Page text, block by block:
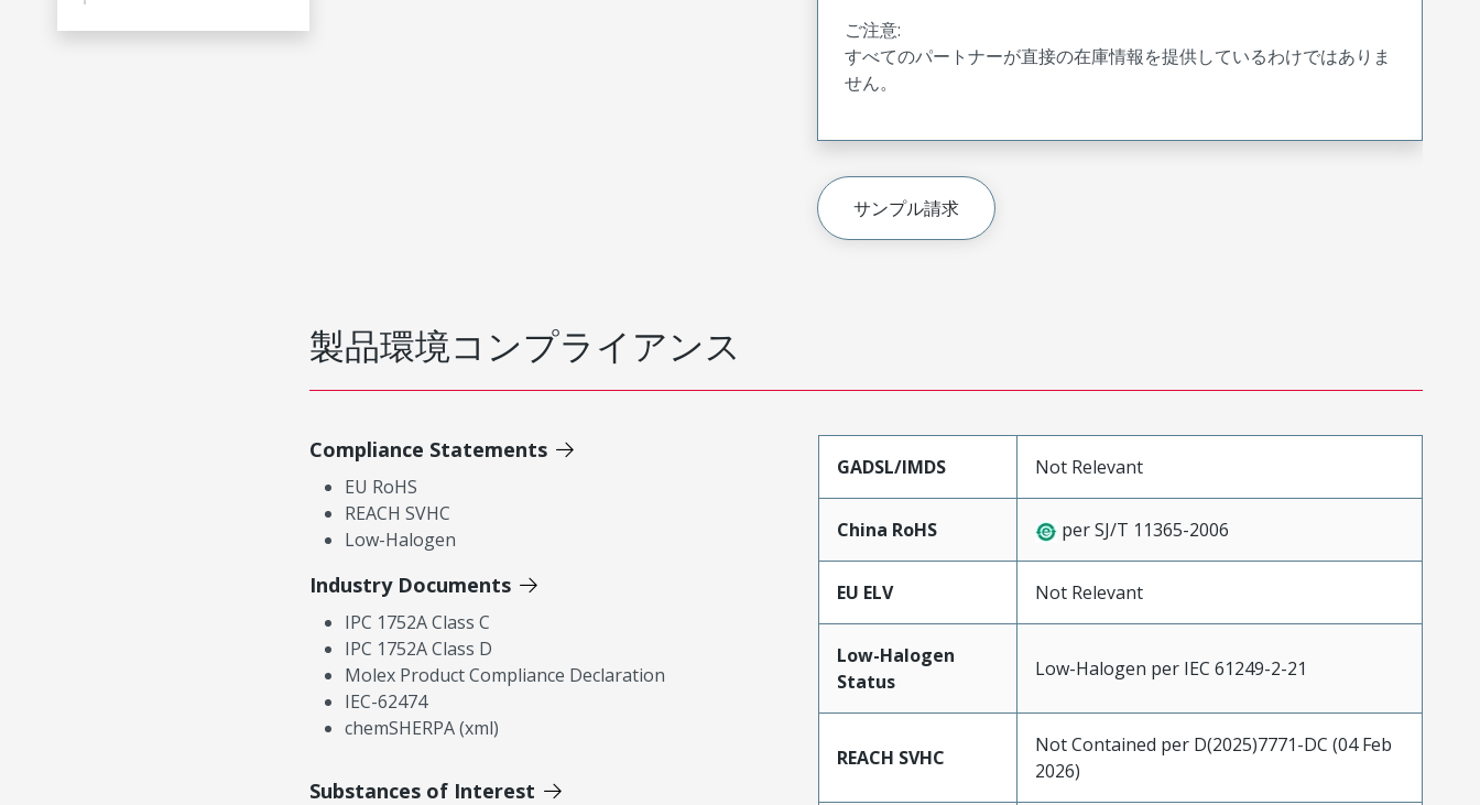
ご注意:
すべてのパートナーが直接の在庫情報を提供しているわけではありま
せん。
サンプル請求
製品環境コンプライアンス
Compliance Statements
EU RoHS
REACH SVHC
Low-Halogen
Industry Documents
IPC 1752A Class C
IPC 1752A Class D
Molex Product Compliance Declaration
IEC-62474
chemSHERPA (xml)
Substances of Interest
GADSL/IMDS Not Relevant
China RoHS per SJ/T 11365-2006
EU ELV Not Relevant
Low-Halogen
Status
Low-Halogen per IEC 61249-2-21
REACH SVHC
Not Contained per D(2025)7771-DC (04 Feb
2026)